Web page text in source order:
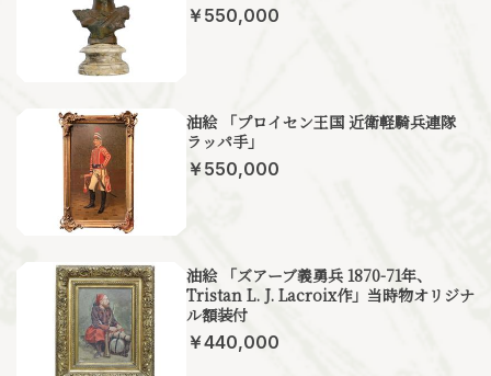
￥550,000
油絵 「プロイセン王国 近衛軽騎兵連隊
ラッパ手」
￥550,000
油絵 「ズアーブ義勇兵 1870-71年、
Tristan L. J. Lacroix作」当時物オリジナ
ル額装付
￥440,000